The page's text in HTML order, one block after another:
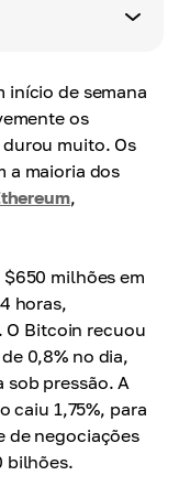
início de semana
os
muito. Os
a maioria dos
,
$650 milhões em
horas,
O Bitcoin recuou
0,8% no dia,
sob pressão. A
caiu 1,75%, para
de negociações
bilhões.